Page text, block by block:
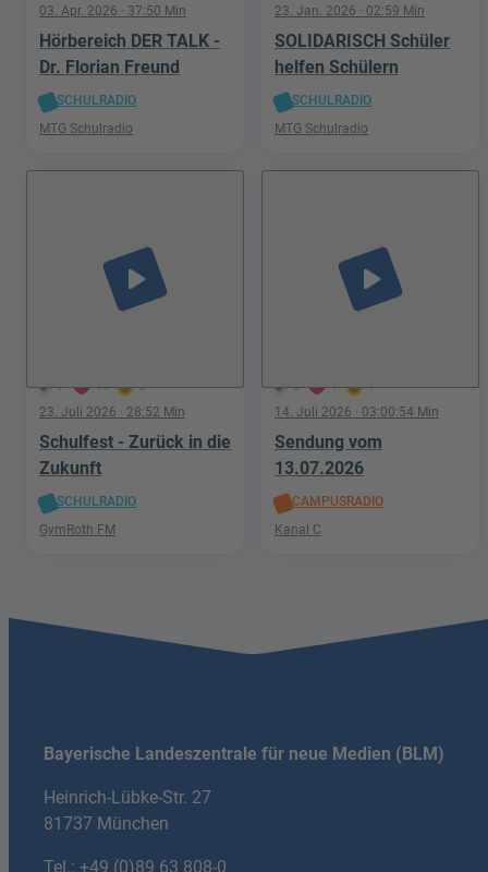
03. Apr. 2026 · 37:50 Min
Hörbereich DER TALK -
Dr. Florian Freund
SCHULRADIO
MTG Schulradio
23. Jan. 2026 · 02:59 Min
SOLIDARISCH Schüler
helfen Schülern
SCHULRADIO
MTG Schulradio
7 14 0
play_arrow
23. Juli 2026 · 28:52 Min
Schulfest - Zurück in die
Zukunft
SCHULRADIO
GymRoth FM
5 1 1
play_arrow
14. Juli 2026 · 03:00:54 Min
Sendung vom
13.07.2026
CAMPUSRADIO
Kanal C
Bayerische Landeszentrale für neue Medien (BLM)
Heinrich-Lübke-Str. 27
81737 München
Tel.: +49 (0)89 63 808-0